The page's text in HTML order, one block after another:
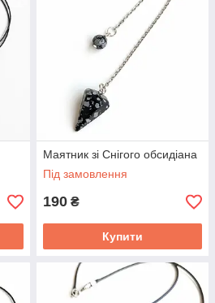
Маятник зі Снігого обсидіана
Під замовлення
190 ₴
Купити